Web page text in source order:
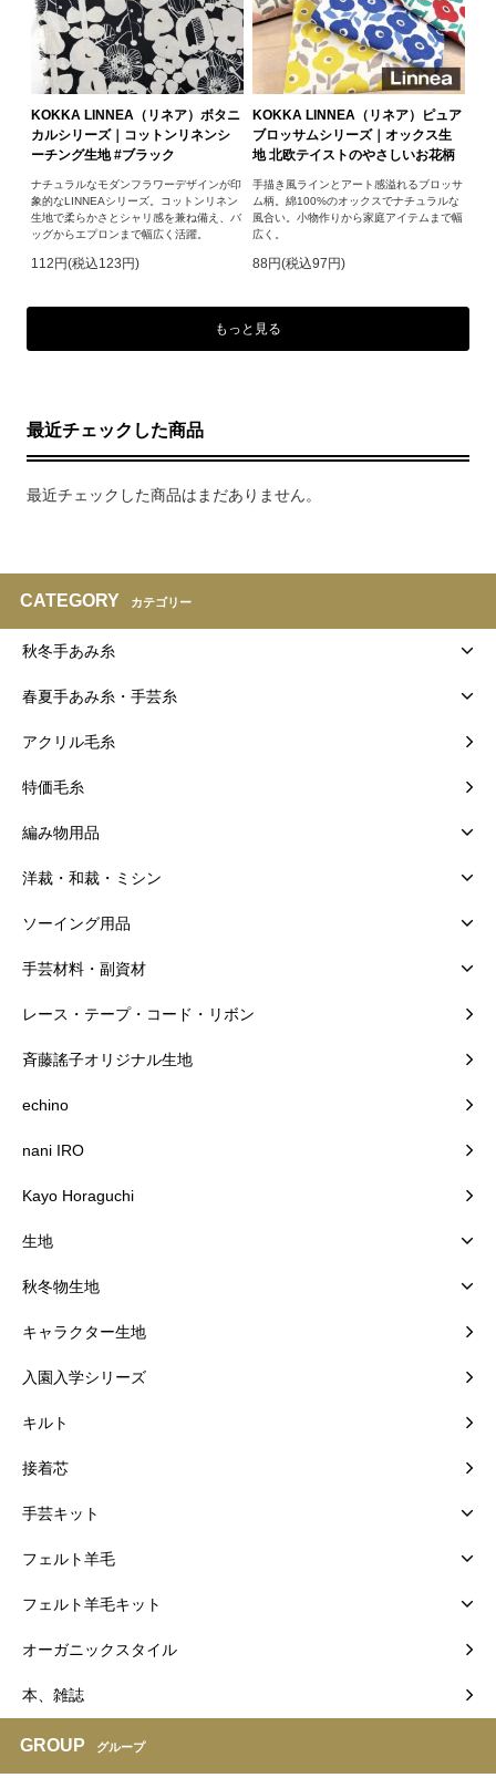
KOKKA LINNEA（リネア）ボタニ
カルシリーズ｜コットンリネンシ
ーチング生地 #ブラック
ナチュラルなモダンフラワーデザインが印
象的なLINNEAシリーズ。コットンリネン
生地で柔らかさとシャリ感を兼ね備え、バ
ッグからエプロンまで幅広く活躍。
112円(税込123円)
KOKKA LINNEA（リネア）ピュア
ブロッサムシリーズ｜オックス生
地 北欧テイストのやさしいお花柄
手描き風ラインとアート感溢れるブロッサ
ム柄。綿100%のオックスでナチュラルな
風合い。小物作りから家庭アイテムまで幅
広く。
88円(税込97円)
もっと見る
最近チェックした商品
最近チェックした商品はまだありません。
CATEGORY カテゴリー
秋冬手あみ糸
春夏手あみ糸・手芸糸
アクリル毛糸
特価毛糸
編み物用品
洋裁・和裁・ミシン
ソーイング用品
手芸材料・副資材
レース・テープ・コード・リボン
斉藤謠子オリジナル生地
echino
nani IRO
Kayo Horaguchi
生地
秋冬物生地
キャラクター生地
入園入学シリーズ
キルト
接着芯
手芸キット
フェルト羊毛
フェルト羊毛キット
オーガニックスタイル
本、雑誌
GROUP グループ